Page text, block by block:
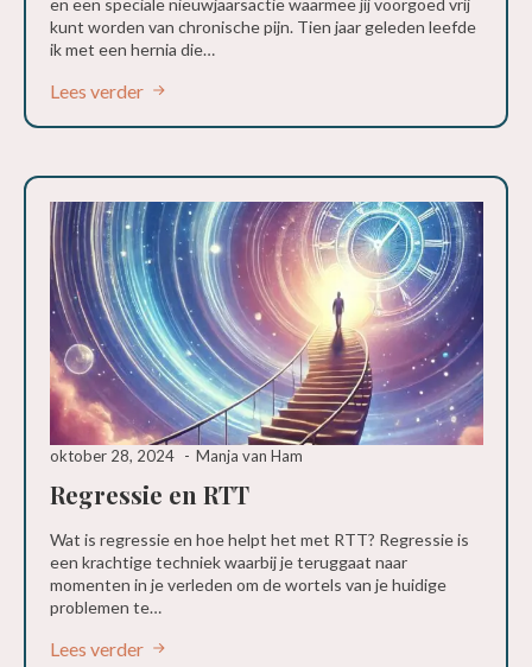
en een speciale nieuwjaarsactie waarmee jij voorgoed vrij
kunt worden van chronische pijn. Tien jaar geleden leefde
ik met een hernia die…
Lees verder
Regressie en RTT
oktober 28, 2024 Manja van Ham
Wat is regressie en hoe helpt het met RTT? Regressie is
een krachtige techniek waarbij je teruggaat naar
momenten in je verleden om de wortels van je huidige
problemen te…
Lees verder